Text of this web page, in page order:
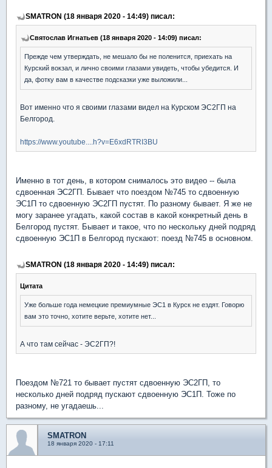
SMATRON (18 января 2020 - 14:49) писал:
Святослав Игнатьев (18 января 2020 - 14:09) писал:
Прежде чем утверждать, не мешало бы не поленится, приехать на
Курский вокзал, и лично своими глазами увидеть, чтобы убедится. И
да, фотку вам в качестве подсказки уже выложили...
Вот именно что я своими глазами видел на Курском ЭС2ГП на
Белгород.
https://www.youtube....h?v=E6xdRTRI3BU
Именно в тот день, в котором снималось это видео -- была
сдвоенная ЭС2ГП. Бывает что поездом №745 то сдвоенную
ЭС1П то сдвоенную ЭС2ГП пустят. По разному бывает. Я же не
могу заранее угадать, какой состав в какой конкретный день в
Белгород пустят. Бывает и такое, что по нескольку дней подряд
сдвоенную ЭС1П в Белгород пускают: поезд №745 в основном.
SMATRON (18 января 2020 - 14:49) писал:
Цитата
Уже больше года немецкие премиумные ЭС1 в Курск не ездят. Говорю
вам это точно, хотите верьте, хотите нет...
А что там сейчас - ЭС2ГП?!
Поездом №721 то бывает пустят сдвоенную ЭС2ГП, то
несколько дней подряд пускают сдвоенную ЭС1П. Тоже по
разному, не угадаешь...
SMATRON
18 января 2020 - 17:11